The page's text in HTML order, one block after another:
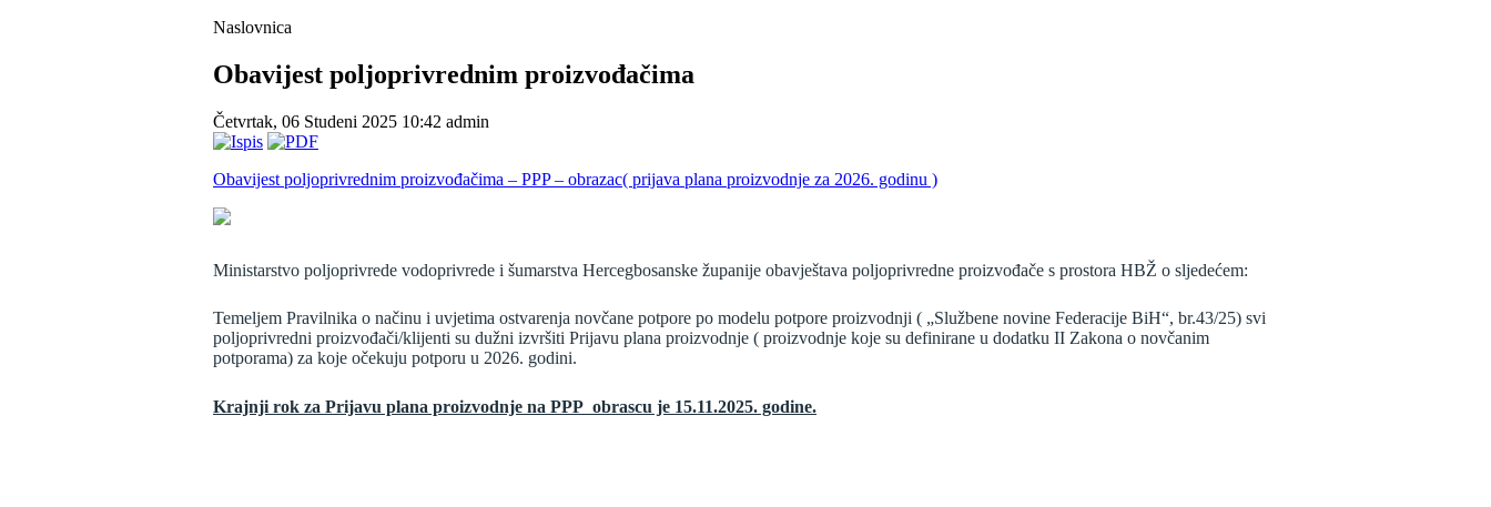
Naslovnica
Obavijest poljoprivrednim proizvođačima
Četvrtak, 06 Studeni 2025 10:42 admin
Obavijest poljoprivrednim proizvođačima – PPP – obrazac( prijava plana proizvodnje za 2026. godinu )
Ministarstvo poljoprivrede vodoprivrede i šumarstva Hercegbosanske županije obavještava poljoprivredne proizvođače s prostora HBŽ o sljedećem:
Temeljem Pravilnika o načinu i uvjetima ostvarenja novčane potpore po modelu potpore proizvodnji ( „Službene novine Federacije BiH“, br.43/25) svi
poljoprivredni proizvođači/klijenti su dužni izvršiti Prijavu plana proizvodnje ( proizvodnje koje su definirane u dodatku II Zakona o novčanim
potporama) za koje očekuju potporu u 2026. godini.
Krajnji rok za Prijavu plana proizvodnje na PPP obrascu je 15.11.2025. godine.